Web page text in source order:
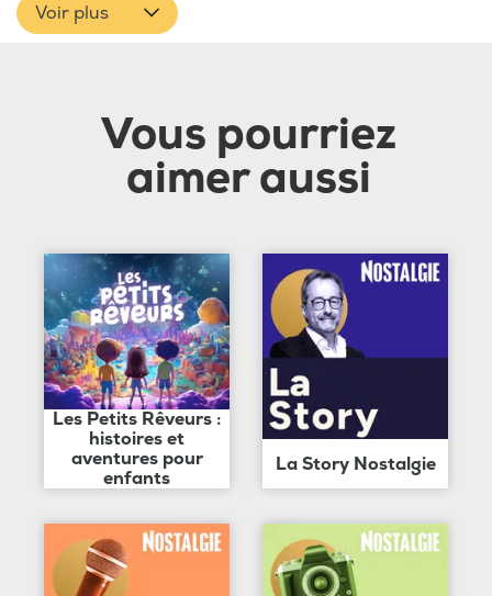
Voir plus
Vous pourriez
aimer aussi
Les Petits Rêveurs :
histoires et
aventures pour
enfants
La Story Nostalgie